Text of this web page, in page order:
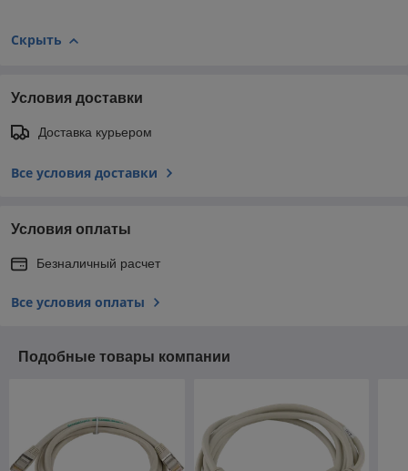
Скрыть
Условия доставки
Доставка курьером
Все условия доставки
Условия оплаты
Безналичный расчет
Все условия оплаты
Подобные товары компании